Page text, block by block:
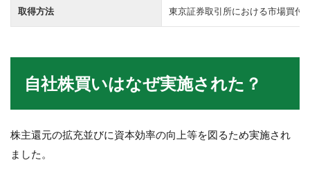
取得方法 東京証券取引所における市場買付
自社株買いはなぜ実施された？
株主還元の拡充並びに資本効率の向上等を図るため実施され
ました。